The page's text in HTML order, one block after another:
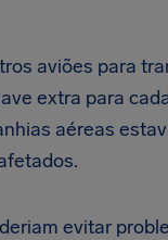
aviões para
extra para
aéreas
evitar